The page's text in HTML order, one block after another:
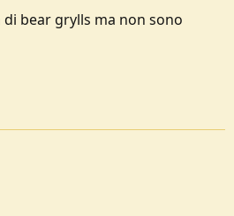
bear grylls ma non sono